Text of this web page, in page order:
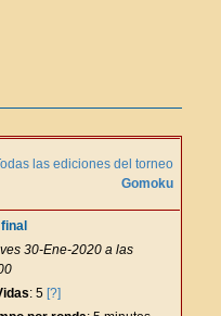
las ediciones del torneo
Gomoku
30-Ene-2020 a las
: 5 [?]